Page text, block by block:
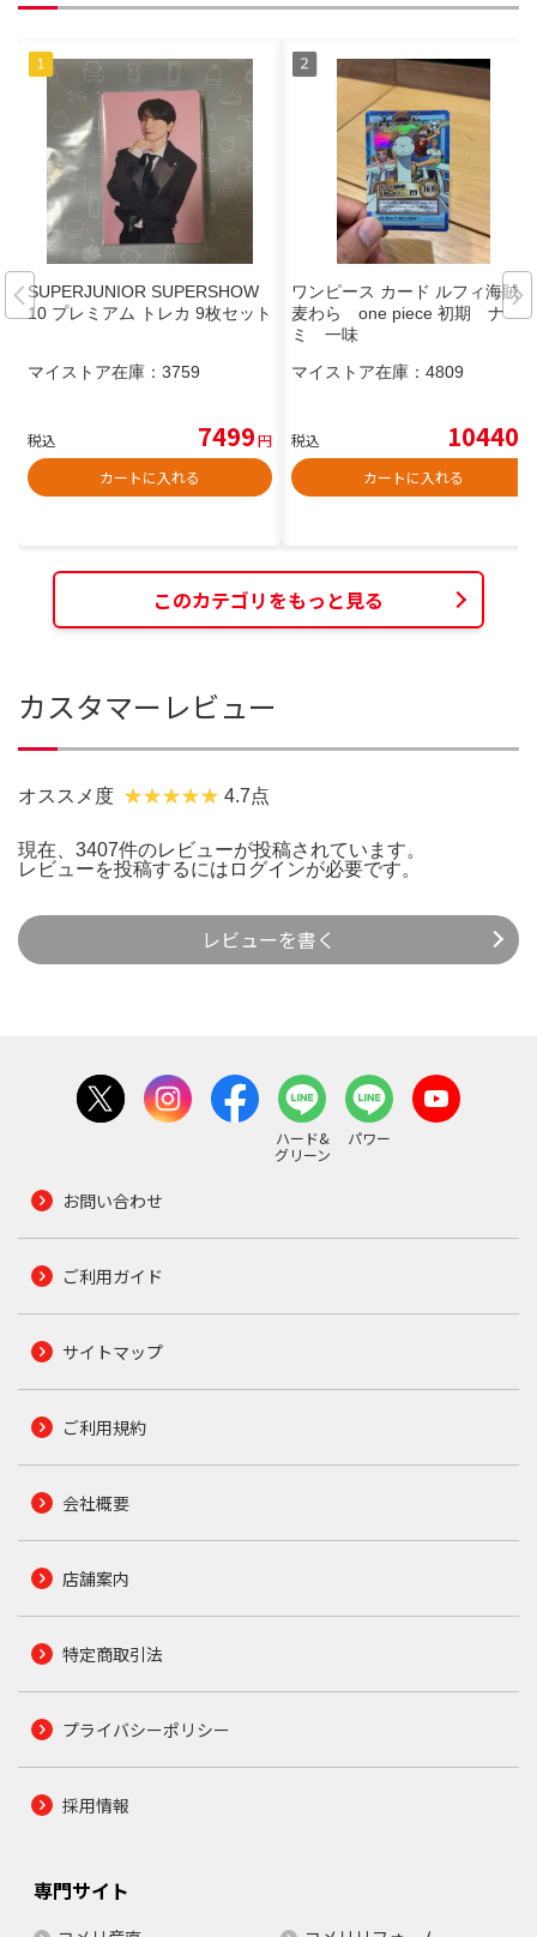
SUPERJUNIOR SUPERSHOW
10 プレミアム トレカ 9枚セット
マイストア在庫： 3759
税込 7499円
カートに入れる
ワンピース カード ルフィ海賊
麦わら one piece 初期 ナ
ミ 一味
マイストア在庫： 4809
税込 10440
カートに入れる
このカテゴリをもっと見る
カスタマーレビュー
オススメ度 4.7点
現在、3407件のレビューが投稿されています。
レビューを投稿するには ログインが必要です。
レビューを書く
ハード&
グリーン
パワー
お問い合わせ
ご利用ガイド
サイトマップ
ご利用規約
会社概要
店舗案内
特定商取引法
プライバシーポリシー
採用情報
専門サイト